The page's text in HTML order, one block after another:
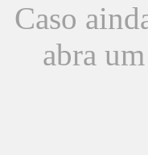
Caso
abra